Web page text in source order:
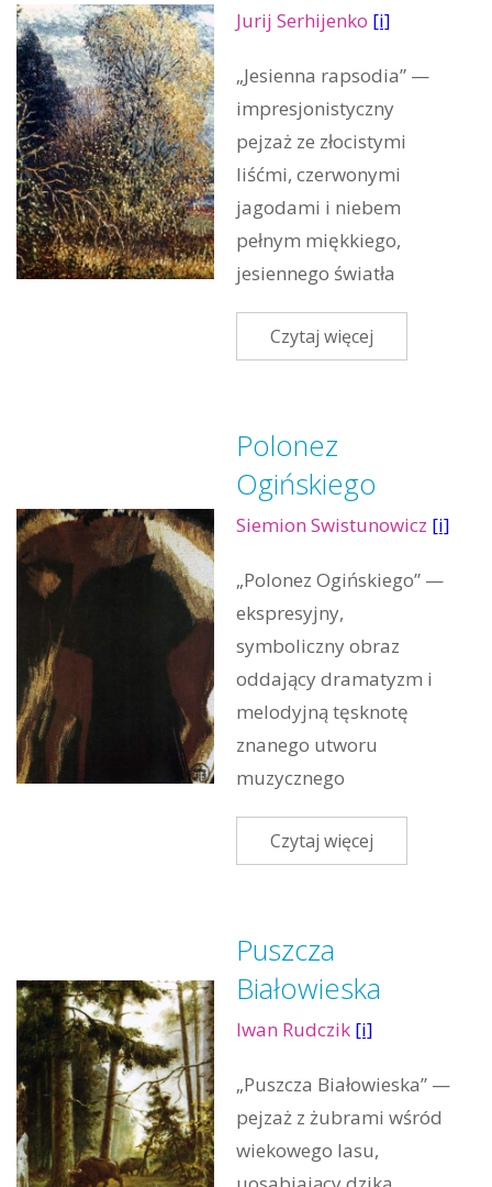
Jurij Serhijenko [i]
„Jesienna rapsodia” —
impresjonistyczny
pejzaż ze złocistymi
liśćmi, czerwonymi
jagodami i niebem
pełnym miękkiego,
jesiennego światła
Czytaj więcej
Polonez
Ogińskiego
Siemion Swistunowicz [i]
„Polonez Ogińskiego” —
ekspresyjny,
symboliczny obraz
oddający dramatyzm i
melodyjną tęsknotę
znanego utworu
muzycznego
Czytaj więcej
Puszcza
Białowieska
Iwan Rudczik [i]
„Puszcza Białowieska” —
pejzaż z żubrami wśród
wiekowego lasu,